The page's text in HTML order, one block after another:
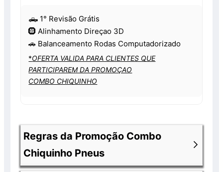
🛻 1° Revisão Grátis
🛞 Alinhamento Direçao 3D
🚗 Balanceamento Rodas Computadorizado
*OFERTA VALIDA PARA CLIENTES QUE
PARTICIPAREM DA PROMOÇAO
COMBO CHIQUINHO
Regras da Promoção Combo
Chiquinho Pneus